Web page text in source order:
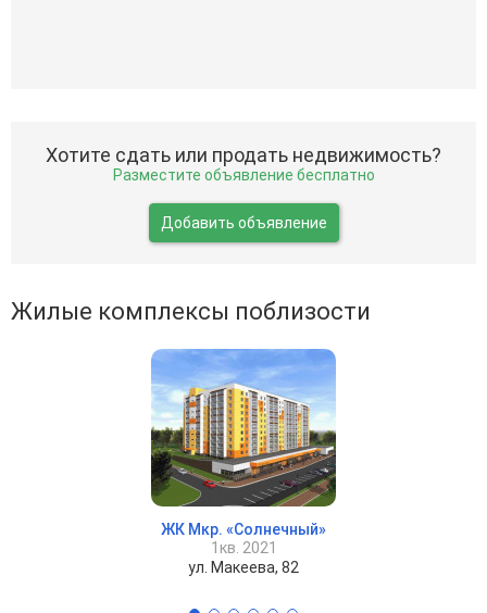
Хотите сдать или продать недвижимость?
Разместите объявление бесплатно
Добавить объявление
Жилые комплексы поблизости
ЖК Мкр. «Солнечный»
1кв. 2021
ул. Макеева, 82